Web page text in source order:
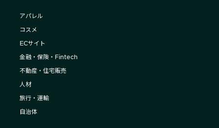
アパレル
コスメ
ECサイト
金融・保険・Fintech
不動産・住宅販売
人材
旅行・運輸
自治体